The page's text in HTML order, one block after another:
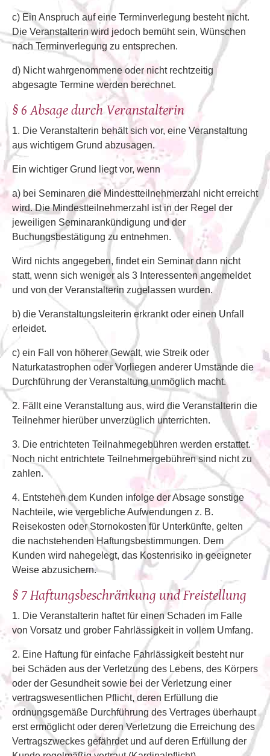
c) Ein Anspruch auf eine Terminverlegung besteht nicht.
Die Veranstalterin wird jedoch bemüht sein, Wünschen
nach Terminverlegung zu entsprechen.
d) Nicht wahrgenommene oder nicht rechtzeitig
abgesagte Termine werden berechnet.
§ 6 Absage durch Veranstalterin
1. Die Veranstalterin behält sich vor, eine Veranstaltung
aus wichtigem Grund abzusagen.
Ein wichtiger Grund liegt vor, wenn
a) bei Seminaren die Mindestteilnehmerzahl nicht erreicht
wird. Die Mindestteilnehmerzahl ist in der Regel der
jeweiligen Seminarankündigung und der
Buchungsbestätigung zu entnehmen.
Wird nichts angegeben, findet ein Seminar dann nicht
statt, wenn sich weniger als 3 Interessenten angemeldet
und von der Veranstalterin zugelassen wurden.
b) die Veranstaltungsleiterin erkrankt oder einen Unfall
erleidet.
c) ein Fall von höherer Gewalt, wie Streik oder
Naturkatastrophen oder Vorliegen anderer Umstände die
Durchführung der Veranstaltung unmöglich macht.
2. Fällt eine Veranstaltung aus, wird die Veranstalterin die
Teilnehmer hierüber unverzüglich unterrichten.
3. Die entrichteten Teilnahmegebühren werden erstattet.
Noch nicht entrichtete Teilnehmergebühren sind nicht zu
zahlen.
4. Entstehen dem Kunden infolge der Absage sonstige
Nachteile, wie vergebliche Aufwendungen z. B.
Reisekosten oder Stornokosten für Unterkünfte, gelten
die nachstehenden Haftungsbestimmungen. Dem
Kunden wird nahegelegt, das Kostenrisiko in geeigneter
Weise abzusichern.
§ 7 Haftungsbeschränkung und Freistellung
1. Die Veranstalterin haftet für einen Schaden im Falle
von Vorsatz und grober Fahrlässigkeit in vollem Umfang.
2. Eine Haftung für einfache Fahrlässigkeit besteht nur
bei Schäden aus der Verletzung des Lebens, des Körpers
oder der Gesundheit sowie bei der Verletzung einer
vertragswesentlichen Pflicht, deren Erfüllung die
ordnungsgemäße Durchführung des Vertrages überhaupt
erst ermöglicht oder deren Verletzung die Erreichung des
Vertragszweckes gefährdet und auf deren Erfüllung der